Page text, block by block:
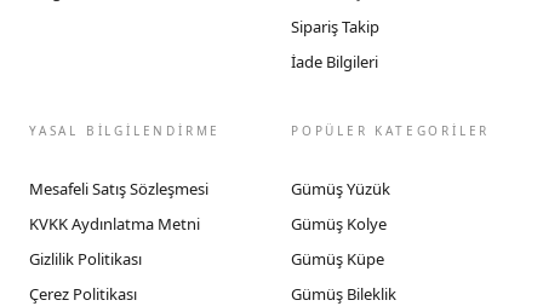
Sipariş Takip
İade Bilgileri
YASAL BİLGİLENDİRME
Mesafeli Satış Sözleşmesi
KVKK Aydınlatma Metni
Gizlilik Politikası
Çerez Politikası
POPÜLER KATEGORİLER
Gümüş Yüzük
Gümüş Kolye
Gümüş Küpe
Gümüş Bileklik